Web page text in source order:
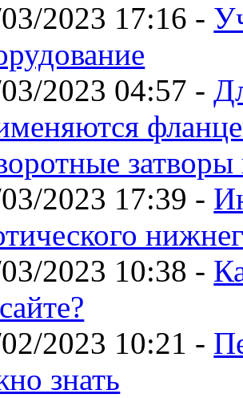
2023 17:16 -
2023 04:57 -
2023 17:39 -
2023 10:38 -
2023 10:21 -
знать